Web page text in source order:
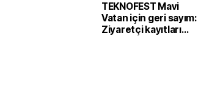
TEKNOFEST Mavi
Vatan için geri sayım:
Ziyaretçi kayıtları